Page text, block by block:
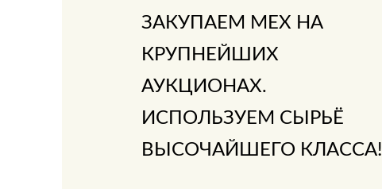
ЗАКУПАЕМ МЕХ НА
КРУПНЕЙШИХ
АУКЦИОНАХ.
ИСПОЛЬЗУЕМ СЫРЬЁ
ВЫСОЧАЙШЕГО КЛАССА!